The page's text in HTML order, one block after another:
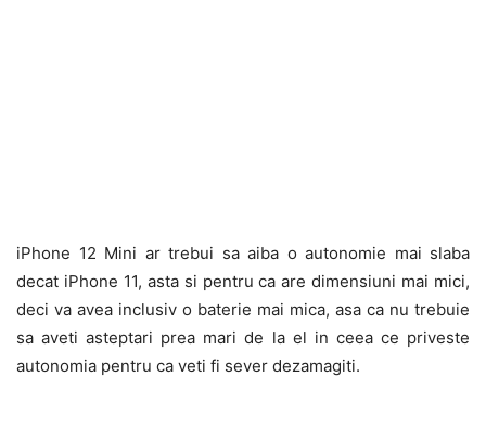
iPhone 12 Mini ar trebui sa aiba o autonomie mai slaba
decat iPhone 11, asta si pentru ca are dimensiuni mai mici,
deci va avea inclusiv o baterie mai mica, asa ca nu trebuie
sa aveti asteptari prea mari de la el in ceea ce priveste
autonomia pentru ca veti fi sever dezamagiti.